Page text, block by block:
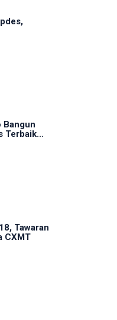
Bangun
Terbaik...
Tawaran
CXMT